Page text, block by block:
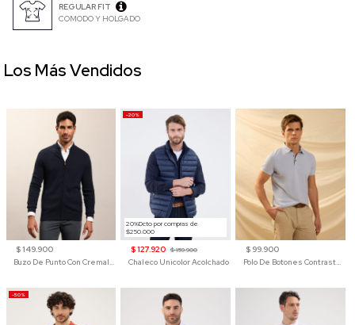
REGULAR FIT
COMODO Y HOLGADO
$ 149.900
Buzo De Punto Con Cremallera Para Hombre
20%Dcto por compras de
$250.000
-20%
$ 127.920 $ 159.900
Chaleco Unicolor Acolchado
$ 99.900
Polo De Botones Contraste Para Hombre
-50%
Los Más Vendidos